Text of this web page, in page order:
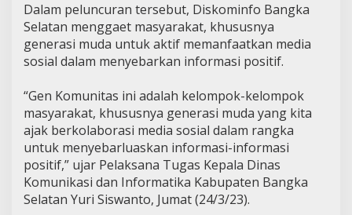
Dalam peluncuran tersebut, Diskominfo Bangka
Selatan menggaet masyarakat, khususnya
generasi muda untuk aktif memanfaatkan media
sosial dalam menyebarkan informasi positif.
“Gen Komunitas ini adalah kelompok-kelompok
masyarakat, khususnya generasi muda yang kita
ajak berkolaborasi media sosial dalam rangka
untuk menyebarluaskan informasi-informasi
positif,” ujar Pelaksana Tugas Kepala Dinas
Komunikasi dan Informatika Kabupaten Bangka
Selatan Yuri Siswanto, Jumat (24/3/23).